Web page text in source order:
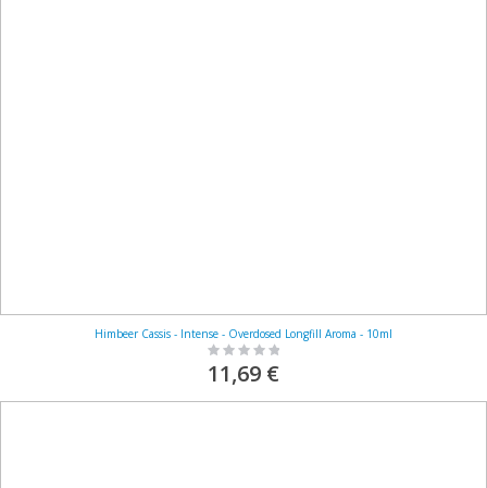
Himbeer Cassis - Intense - Overdosed Longfill Aroma - 10ml
Rating:
0%
11,69 €